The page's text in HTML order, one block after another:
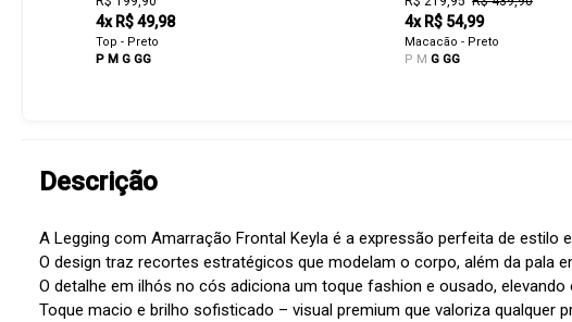
4x R$ 49,98
Top - Preto
P M G GG
4x R$ 54,99
Macacão - Preto
P M G GG
Descrição
A Legging com Amarração Frontal Keyla é a expressão perfeita de estilo
O design traz recortes estratégicos que modelam o corpo, além da pala
O detalhe em ilhós no cós adiciona um toque fashion e ousado,
Toque macio e brilho sofisticado – visual premium que valoriza qualquer